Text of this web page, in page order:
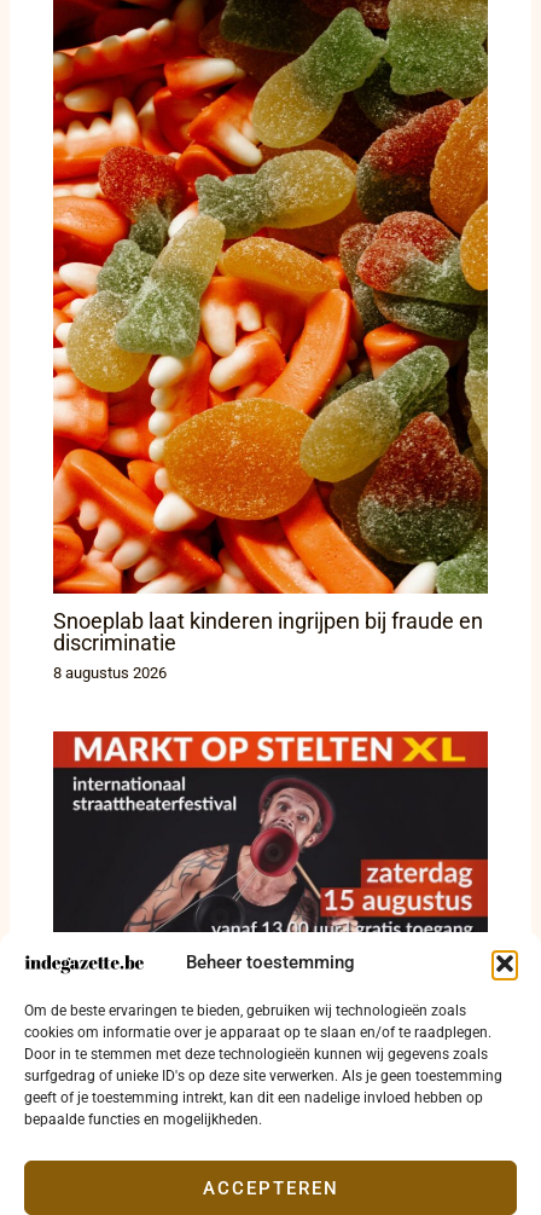
Beheer toestemming
Om de beste ervaringen te bieden, gebruiken wij technologieën zoals
cookies om informatie over je apparaat op te slaan en/of te raadplegen.
Door in te stemmen met deze technologieën kunnen wij gegevens zoals
surfgedrag of unieke ID's op deze site verwerken. Als je geen toestemming
geeft of je toestemming intrekt, kan dit een nadelige invloed hebben op
bepaalde functies en mogelijkheden.
ACCEPTEREN
Snoeplab laat kinderen ingrijpen bij fraude en
discriminatie
8 augustus 2026
Straattheater krijgt vrije baan op Grote Markt
in Diksmuide
8 augustus 2026